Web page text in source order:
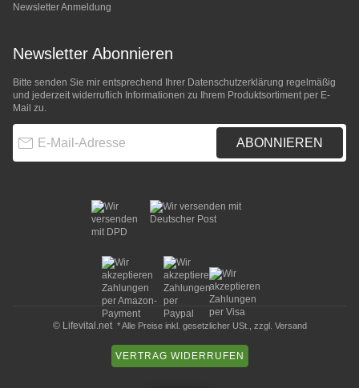
Newsletter Anmeldung
Newsletter Abonnieren
Bitte senden Sie mir entsprechend Ihrer Datenschutzerklärung regelmäßig
und jederzeit widerruflich Informationen zu Ihrem Produktsortiment per E-
Mail zu.
ABONNIEREN
© Lifevital.net* Alle Preise inkl. gesetzlicher USt., zzgl. Versand
VERTRAG WIDERRUFEN